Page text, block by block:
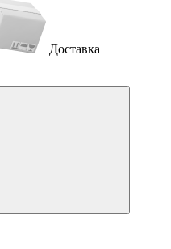
Доставка